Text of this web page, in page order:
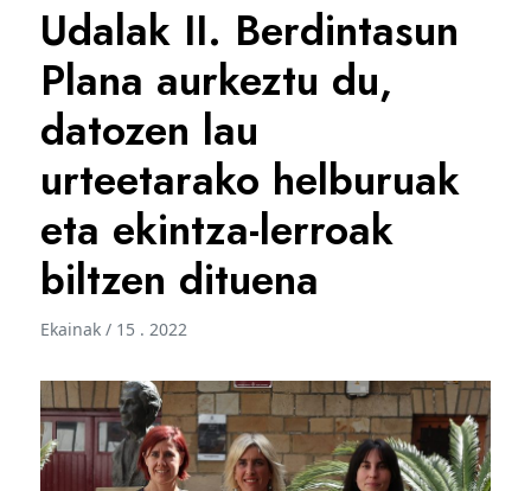
Udalak II. Berdintasun
Plana aurkeztu du,
datozen lau
urteetarako helburuak
eta ekintza-lerroak
biltzen dituena
Ekainak / 15 . 2022